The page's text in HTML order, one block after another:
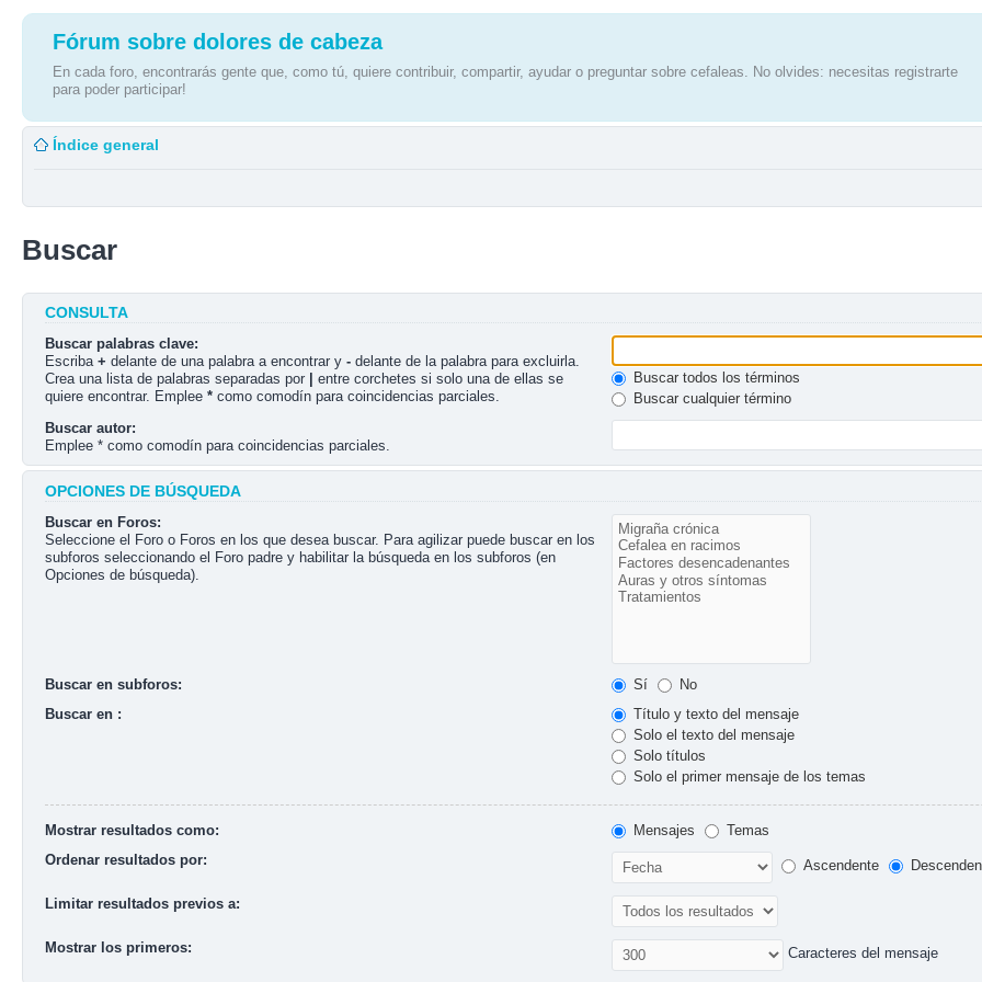
Fórum sobre dolores de cabeza
En cada foro, encontrarás gente que, como tú, quiere contribuir, compartir, ayudar o preguntar sobre cefaleas. No olvides: necesitas registrarte
para poder participar!
Índice general
Buscar
CONSULTA
Buscar palabras clave:
Escriba + delante de una palabra a encontrar y - delante de la palabra para excluirla.
Crea una lista de palabras separadas por
entre corchetes si solo una de ellas se
quiere encontrar. Emplee * como comodín para coincidencias parciales.
Buscar todos los términos
Buscar cualquier término
Buscar autor:
Emplee * como comodín para coincidencias parciales.
OPCIONES DE BÚSQUEDA
Buscar en Foros:
Seleccione el Foro o Foros en los que desea buscar. Para agilizar puede buscar en los
subforos seleccionando el Foro padre y habilitar la búsqueda en los subforos (en
Opciones de búsqueda).
Buscar en subforos: Sí
No
Buscar en :
Título y texto del mensaje
Solo el texto del mensaje
Solo títulos
Solo el primer mensaje de los temas
Mostrar resultados como: Mensajes
Temas
Ordenar resultados por:
Ascendente
Limitar resultados previos a:
Mostrar los primeros: Caracteres del mensaje